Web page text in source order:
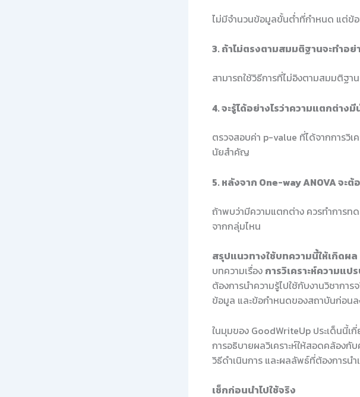
ไม่มีจำนวนข้อมูลขั้นต่ำที่กำหนด แต่ข้อ
3. ถ้าไม่ตรงตามสมมติฐานจะทำอย่
สามารถใช้วิธีการที่ไม่อิงตามสมมติฐ
4. จะรู้ได้อย่างไรว่าความแตกต่าง
ตรวจสอบค่า p-value ที่ได้จากการวิ
นัยสำคัญ
5. หลังจาก One-way ANOVA จะต้
ถ้าพบว่ามีความแตกต่าง ควรทำการท
จากกลุ่มไหน
สรุปแนวทางใช้บทความนี้ให้เกิดผล
บทความเรื่อง การวิเคราะห์ความแป
ต้องการนำความรู้ไปใช้กับงานวิชากา
ข้อมูล และข้อกำหนดของสถาบันก่อนล
ในมุมของ GoodWriteUp ประเด็นนี้เ
การอธิบายผลวิเคราะห์ให้สอดคล้องกั
วิธีดำเนินการ และผลลัพธ์ที่ต้องการนำ
เช็กก่อนนำไปใช้จริง